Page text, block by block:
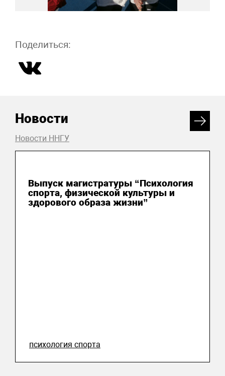
Поделиться:
Новости
Новости ННГУ
Выпуск магистратуры “Психология
спорта, физической культуры и
здорового образа жизни”
психология спорта